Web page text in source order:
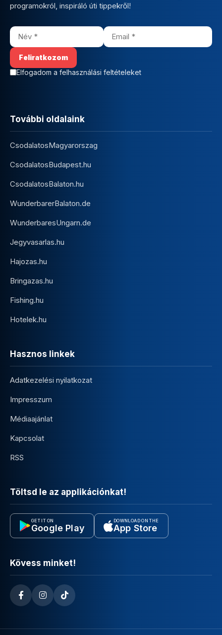
programokról, inspiráló úti tippekről!
Elfogadom a felhasználási feltételeket
További oldalaink
CsodalatosMagyarorszag
CsodalatosBudapest.hu
CsodalatosBalaton.hu
WunderbarerBalaton.de
WunderbaresUngarn.de
Jegyvasarlas.hu
Hajozas.hu
Bringazas.hu
Fishing.hu
Hotelek.hu
Hasznos linkek
Adatkezelési nyilatkozat
Impresszum
Médiaajánlat
Kapcsolat
RSS
Töltsd le az applikációnkat!
GET IT ON
Google Play
DOWNLOAD ON THE
App Store
Kövess minket!